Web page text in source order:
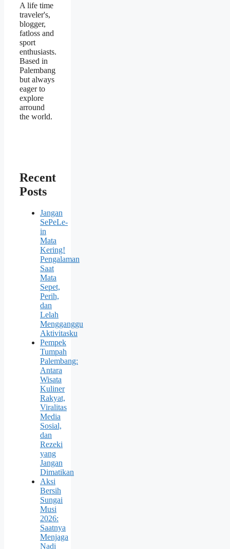
A life time
traveler's,
blogger,
fatloss and
sport
enthusiasts.
Based in
Palembang
but always
eager to
explore
arround
the world.
Recent
Posts
Jangan
SePeLe-
in
Mata
Kering!
Pengalaman
Saat
Mata
Sepet,
Perih,
dan
Lelah
Mengganggu
Aktivitasku
Pempek
Tumpah
Palembang:
Antara
Wisata
Kuliner
Rakyat,
Viralitas
Media
Sosial,
dan
Rezeki
yang
Jangan
Dimatikan
Aksi
Bersih
Sungai
Musi
2026:
Saatnya
Menjaga
Nadi